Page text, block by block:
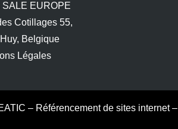
SALE EUROPE
Cotillages 55,
Belgique
Légales
– Référencement de sites internet–